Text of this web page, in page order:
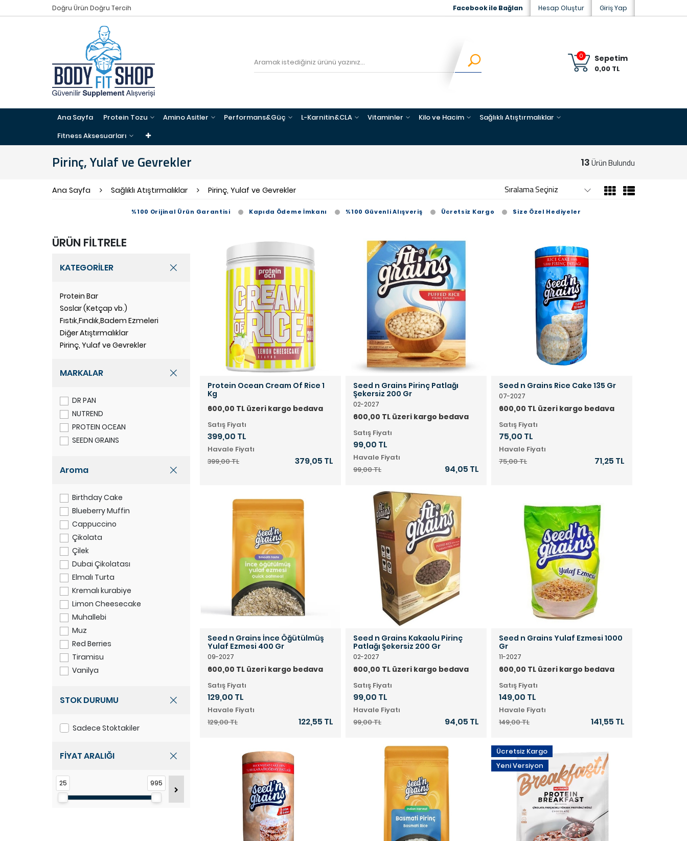
Doğru Ürün Doğru Tercih Giriş Yap
Hesap Oluştur
Facebook ile Bağlan
0 Sepetim
0,00 TL
Ana Sayfa Protein Tozu Amino Asitler Performans&Güç L-Karnitin&CLA Vitaminler Kilo ve Hacim
Sağlıklı Atıştırmalıklar
Fitness Aksesuarları
Pirinç, Yulaf ve Gevrekler 13Ürün Bulundu
Ana Sayfa Sağlıklı Atıştırmalıklar Pirinç, Yulaf ve Gevrekler
%100 Orijinal Ürün Garantisi Kapıda Ödeme İmkanı %100 Güvenli Alışveriş Ücretsiz Kargo Size Özel Hediyeler
ÜRÜN FİLTRELE
KATEGORİLER
Protein Bar
Soslar (Ketçap vb.)
Fıstık,Fındık,Badem Ezmeleri
Diğer Atıştırmalıklar
Pirinç, Yulaf ve Gevrekler
MARKALAR
DR PAN
NUTREND
PROTEIN OCEAN
SEEDN GRAINS
Aroma
Birthday Cake
Blueberry Muffin
Cappuccino
Çikolata
Çilek
Dubai Çikolatası
Elmalı Turta
Kremalı kurabiye
Limon Cheesecake
Muhallebi
Muz
Red Berries
Tiramisu
Vanilya
STOK DURUMU
Sadece Stoktakiler
FİYAT ARALIĞI
25 995
Protein Ocean Cream Of Rice 1
Kg
600,00 TL üzeri kargo bedava
Satış Fiyatı
399,00 TL
Havale Fiyatı
399,00 TL
379,05 TL
Seed n Grains Pirinç Patlağı
Şekersiz 200 Gr
02-2027
600,00 TL üzeri kargo bedava
Satış Fiyatı
99,00 TL
Havale Fiyatı
99,00 TL
94,05 TL
Seed n Grains Rice Cake 135 Gr
07-2027
600,00 TL üzeri kargo bedava
Satış Fiyatı
75,00 TL
Havale Fiyatı
75,00 TL
71,25 TL
Seed n Grains İnce Öğütülmüş
Yulaf Ezmesi 400 Gr
09-2027
600,00 TL üzeri kargo bedava
Satış Fiyatı
129,00 TL
Havale Fiyatı
129,00 TL
122,55 TL
Seed n Grains Kakaolu Pirinç
Patlağı Şekersiz 200 Gr
02-2027
600,00 TL üzeri kargo bedava
Satış Fiyatı
99,00 TL
Havale Fiyatı
99,00 TL
94,05 TL
Seed n Grains Yulaf Ezmesi 1000
Gr
11-2027
600,00 TL üzeri kargo bedava
Satış Fiyatı
149,00 TL
Havale Fiyatı
149,00 TL
141,55 TL
Ücretsiz Kargo
Yeni Versiyon